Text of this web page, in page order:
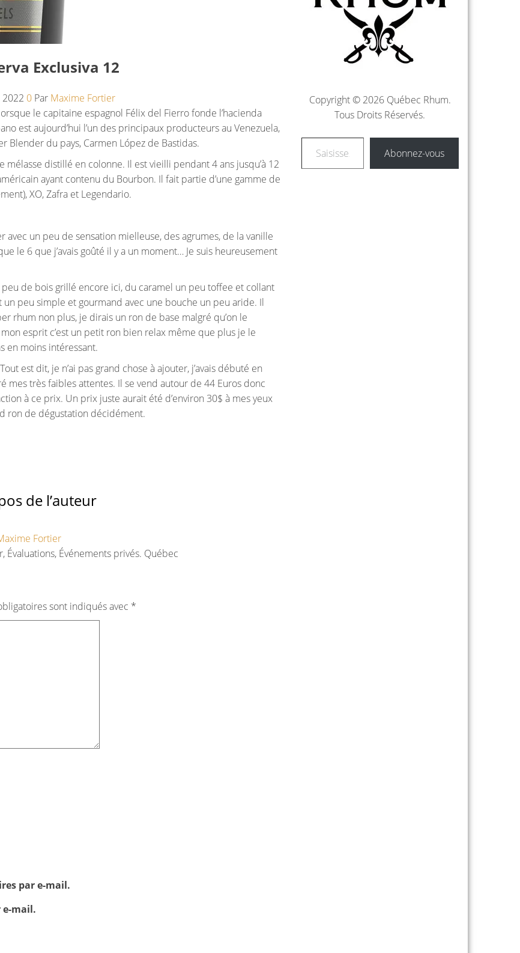
Exclusiva 12
0 Par Maxime Fortier
le capitaine espagnol Félix del Fierro fonde l’hacienda
est aujourd’hui l’un des principaux producteurs au Venezuela,
Blender du pays, Carmen López de Bastidas.
mélasse distillé en colonne. Il est vieilli pendant 4 ans jusqu’à 12
ayant contenu du Bourbon. Il fait partie d’une gamme de
XO, Zafra et Legendario.
un peu de sensation mielleuse, des agrumes, de la vanille
le 6 que j’avais goûté il y a un moment… Je suis heureusement
peu de bois grillé encore ici, du caramel un peu toffee et collant
peu simple et gourmand avec une bouche un peu aride. Il
rhum non plus, je dirais un ron de base malgré qu’on le
esprit c’est un petit ron bien relax même que plus je le
en moins intéressant.
est dit, je n’ai pas grand chose à ajouter, j’avais débuté en
mes très faibles attentes. Il se vend autour de 44 Euros donc
à ce prix. Un prix juste aurait été d’environ 30$ à mes yeux
ron de dégustation décidément.
de l’auteur
Fortier
Évaluations, Événements privés. Québec
sont indiqués avec *
par e-mail.
e-mail.
Copyright © 2026 Québec Rhum.
Tous Droits Réservés.
Saisissez votre adresse e-mail…
Abonnez-vous